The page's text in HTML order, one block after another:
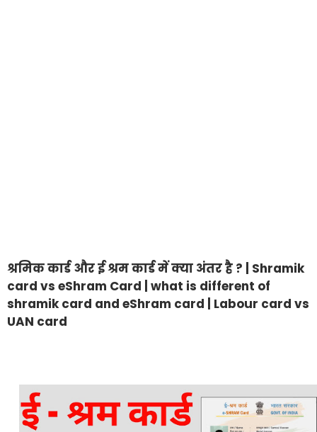
श्रमिक कार्ड और ई श्रम कार्ड में क्या अंतर है ? | Shramik
card vs eShram Card | what is different of
shramik card and eShram card | Labour card vs
UAN card